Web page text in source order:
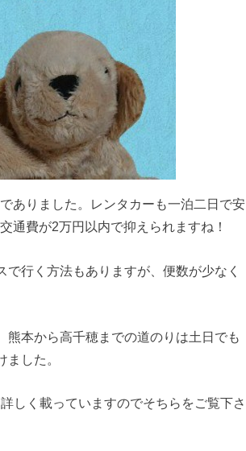
ありました。レンタカーも一泊二日で安
通費が2万円以内で抑えられますね！
行く方法もありますが、便数が少なく
本から高千穂までの道のりは土日でも
した。
しく載っていますのでそちらをご覧下さ